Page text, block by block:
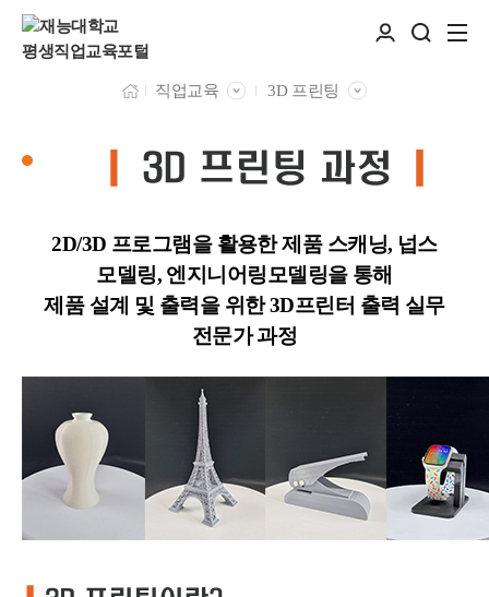
직업교육 3D 프린팅
2D/3D 프로그램을 활용한 제품 스캐닝, 넙스
모델링, 엔지니어링모델링을 통해
제품 설계 및 출력을 위한 3D프린터 출력 실무
전문가 과정